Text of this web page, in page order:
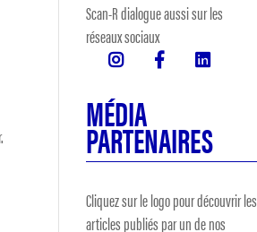
Scan-R dialogue aussi sur les
réseaux sociaux
MÉDIA
PARTENAIRES
Cliquez sur le logo pour découvrir les
articles publiés par un de nos